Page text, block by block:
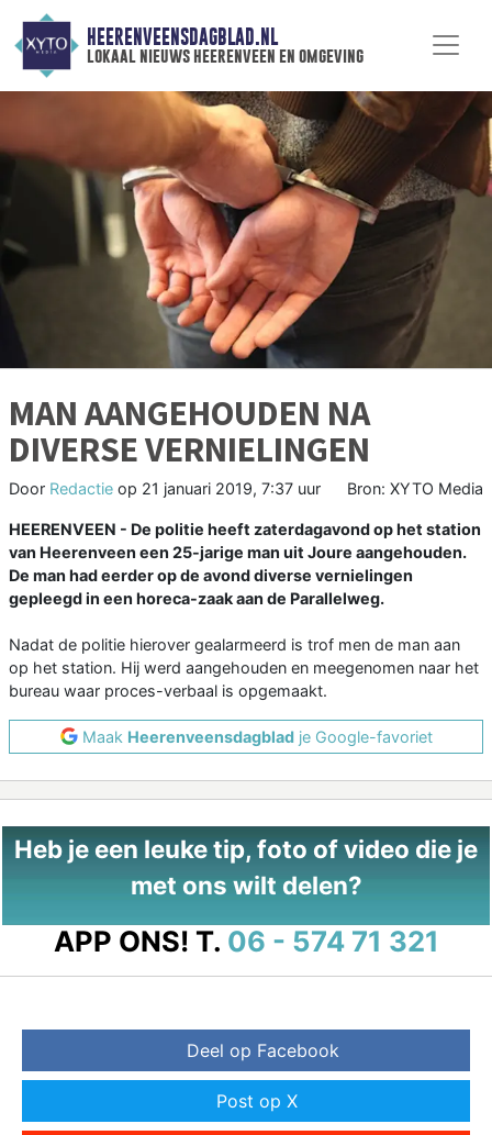
HEERENVEENSDAGBLAD.NL
lokaal nieuws heerenveen en omgeving
MAN AANGEHOUDEN NA
DIVERSE VERNIELINGEN
Door Redactie op 21 januari 2019, 7:37 uur Bron: XYTO Media
HEERENVEEN - De politie heeft zaterdagavond op het station
van Heerenveen een 25-jarige man uit Joure aangehouden.
De man had eerder op de avond diverse vernielingen
gepleegd in een horeca-zaak aan de Parallelweg.
Nadat de politie hierover gealarmeerd is trof men de man aan
op het station. Hij werd aangehouden en meegenomen naar het
bureau waar proces-verbaal is opgemaakt.
Maak Heerenveensdagbladje Google-favoriet
Heb je een leuke tip, foto of video die je
met ons wilt delen?
APP ONS! T. 06 - 574 71 321
Deel op Facebook
Post op X